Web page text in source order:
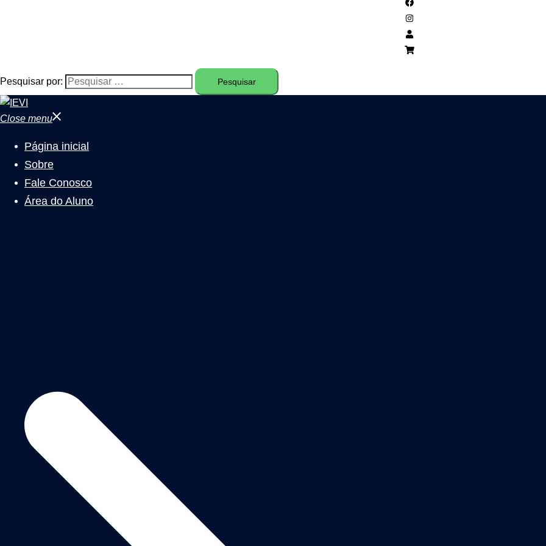
Pesquisar por:
Close menu
Página inicial
Sobre
Fale Conosco
Área do Aluno